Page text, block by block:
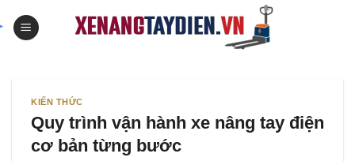
to
KIẾN THỨC
Quy trình vận hành xe nâng tay điện
cơ bản từng bước